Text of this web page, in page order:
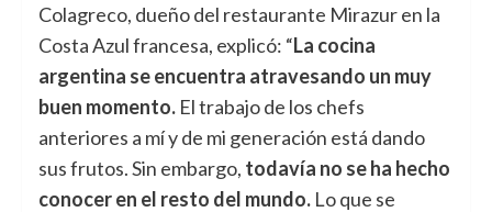
Colagreco, dueño del restaurante Mirazur en la
Costa Azul francesa, explicó: “La cocina
argentina se encuentra atravesando un muy
buen momento. El trabajo de los chefs
anteriores a mí y de mi generación está dando
sus frutos. Sin embargo, todavía no se ha hecho
conocer en el resto del mundo. Lo que se